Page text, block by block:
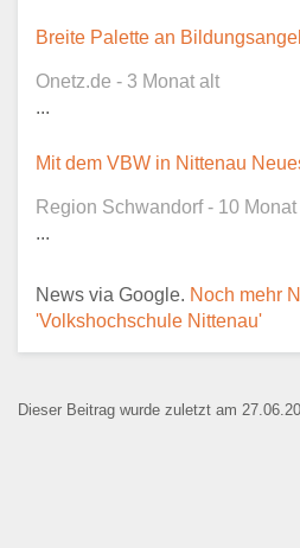
Dieser Teil dient
öffentlich sichtbar.
Ansprechpartner*
E-Mail*
Breite Palette an
Onetz.de - 3 Monat alt
...
Mit dem VBW in Nittenau
Region Schwandorf - 10 Monat
...
News via Google. Noch mehr
'Volkshochschule Nittenau'
Dieser Beitrag wurde zuletzt am